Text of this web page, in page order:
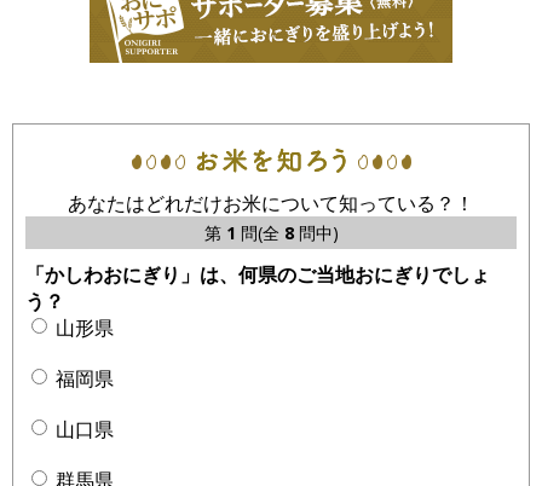
あなたはどれだけお米について知っている？！
第 1 問(全 8問中)
「かしわおにぎり」は、何県のご当地おにぎりでしょ
う？
山形県
福岡県
山口県
群馬県